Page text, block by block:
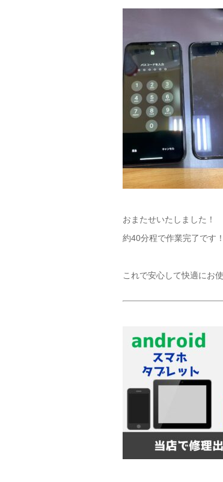
おまたせいたしました！
約40分程で作業完了です！
これで安心して快適にお